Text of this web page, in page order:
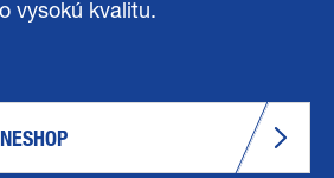
vysokú kvalitu.